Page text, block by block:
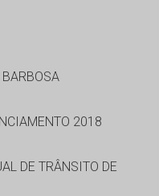
2018
DE TRÂNSITO DE